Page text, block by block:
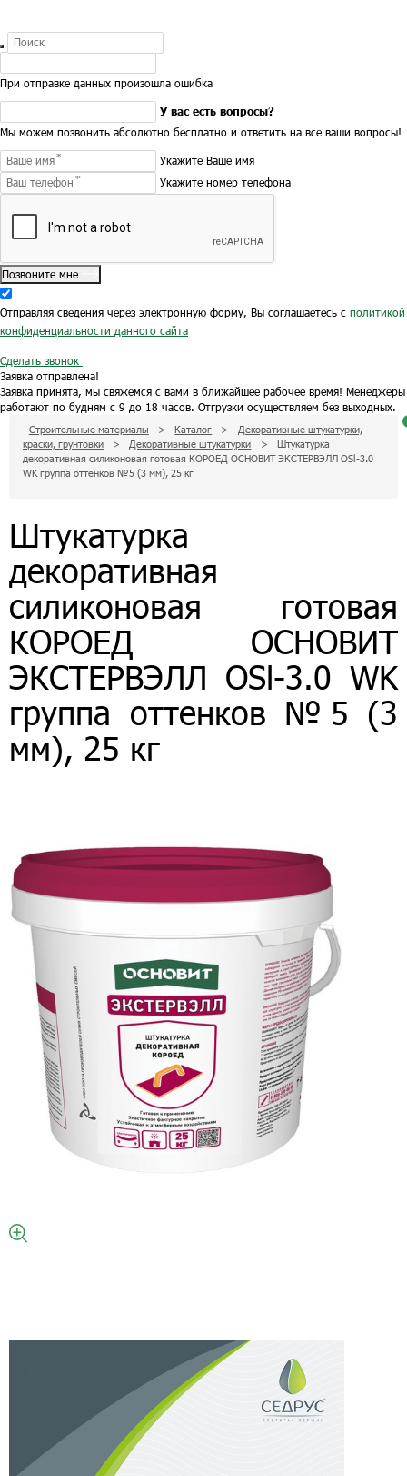
При отправке данных произошла ошибка
У вас есть вопросы?
Мы можем позвонить абсолютно бесплатно и ответить на все ваши вопросы!
Укажите Ваше имя
Укажите номер телефона
Позвоните мне
Отправляя сведения через электронную форму, Вы соглашаетесь с политикой
конфиденциальности данного сайта
Сделать звонок
Заявка отправлена!
Заявка принята, мы свяжемся с вами в ближайшее рабочее время! Менеджеры
работают по будням с 9 до 18 часов. Отгрузки осуществляем без выходных.
Строительные материалы > Каталог >
Декоративные штукатурки,
краски, грунтовки
> Декоративные штукатурки >
Штукатурка
декоративная силиконовая готовая КОРОЕД ОСНОВИТ ЭКСТЕРВЭЛЛ OSl-3.0
WK группа оттенков №5 (3 мм), 25 кг
Штукатурка
декоративная
силиконовая готовая
КОРОЕД ОСНОВИТ
ЭКСТЕРВЭЛЛ OSl-3.0 WK
группа оттенков №5 (3
мм), 25 кг